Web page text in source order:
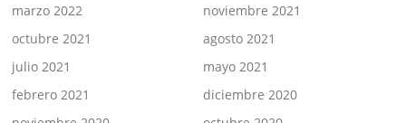
marzo 2022
noviembre 2021
octubre 2021
agosto 2021
julio 2021
mayo 2021
febrero 2021
diciembre 2020